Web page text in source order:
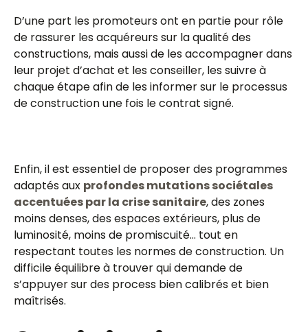
D’une part les promoteurs ont en partie pour rôle
de rassurer les acquéreurs sur la qualité des
constructions, mais aussi de les accompagner dans
leur projet d’achat et les conseiller, les suivre à
chaque étape afin de les informer sur le processus
de construction une fois le contrat signé.
Enfin, il est essentiel de proposer des programmes
adaptés aux profondes mutations sociétales
accentuées par la crise sanitaire, des zones
moins denses, des espaces extérieurs, plus de
luminosité, moins de promiscuité… tout en
respectant toutes les normes de construction. Un
difficile équilibre à trouver qui demande de
s’appuyer sur des process bien calibrés et bien
maîtrisés.